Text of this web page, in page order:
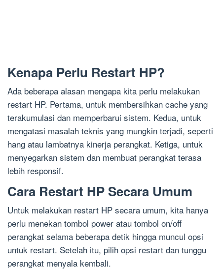
Kenapa Perlu Restart HP?
Ada beberapa alasan mengapa kita perlu melakukan
restart HP. Pertama, untuk membersihkan cache yang
terakumulasi dan memperbarui sistem. Kedua, untuk
mengatasi masalah teknis yang mungkin terjadi, seperti
hang atau lambatnya kinerja perangkat. Ketiga, untuk
menyegarkan sistem dan membuat perangkat terasa
lebih responsif.
Cara Restart HP Secara Umum
Untuk melakukan restart HP secara umum, kita hanya
perlu menekan tombol power atau tombol on/off
perangkat selama beberapa detik hingga muncul opsi
untuk restart. Setelah itu, pilih opsi restart dan tunggu
perangkat menyala kembali.